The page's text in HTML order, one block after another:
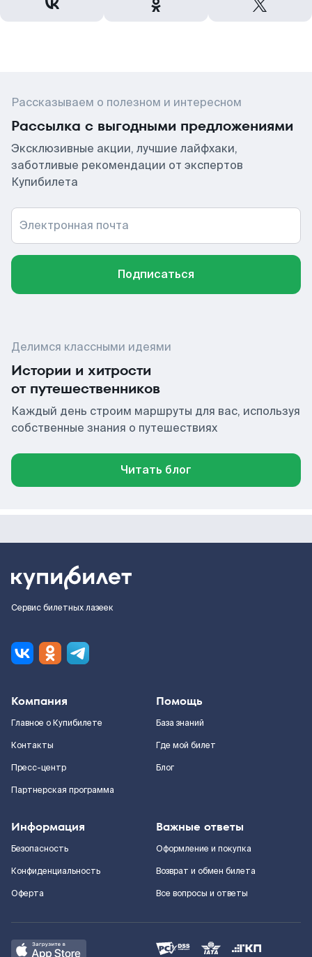
Рассказываем о полезном и интересном
Рассылка с выгодными предложениями
Эксклюзивные акции, лучшие лайфхаки,
заботливые рекомендации от экспертов
Купибилета
Электронная почта
Подписаться
Делимся классными идеями
Истории и хитрости
от путешественников
Каждый день строим маршруты для вас, используя
собственные знания о путешествиях
Читать блог
Сервис билетных лазеек
Компания
Главное о Купибилете
Контакты
Пресс-центр
Партнерская программа
Помощь
База знаний
Где мой билет
Блог
Информация
Безопасность
Конфиденциальность
Оферта
Важные ответы
Оформление и покупка
Возврат и обмен билета
Все вопросы и ответы